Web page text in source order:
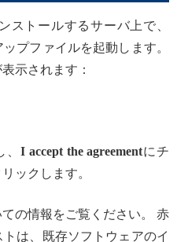
ストールするサーバ上で、
プファイルを起動します。
示されます：
I accept the agreementにチ
ックします。
の情報をご覧ください。 赤
は、既存ソフトウェアのイ